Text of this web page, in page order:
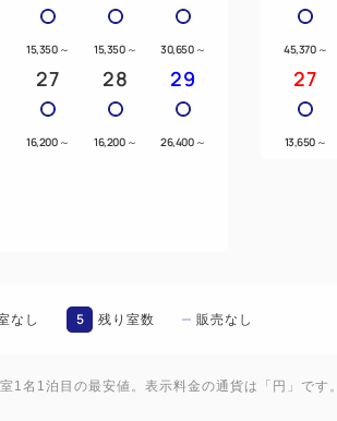
15,350 ～ 15,350 ～ 30,650 ～
27
16,200 ～
28
16,200 ～
29
26,400 ～
45,370 ～
27
13,650 ～
なし 5 残り室数 販売なし
1名1泊目の最安値。表示料金の通貨は「円」です。